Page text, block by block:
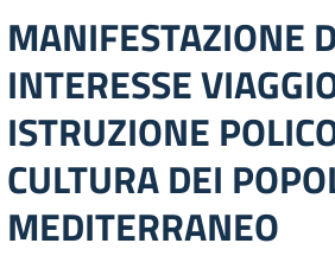
MANIFESTAZIONE
INTERESSE
ISTRUZIONE
CULTURA DEI
MEDITERRANEO